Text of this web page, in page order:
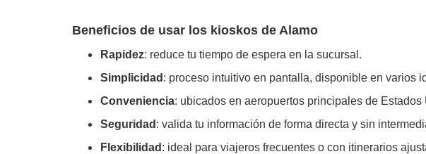
Beneficios de usar los kioskos de Alamo
Rapidez: reduce tu tiempo de espera en la sucursal.
Simplicidad : proceso intuitivo en pantalla, disponible en varios
Conveniencia: ubicados en aeropuertos principales de Estados
Seguridad : valida tu información de forma directa y sin
Flexibilidad : ideal para viajeros frecuentes o con itinerarios